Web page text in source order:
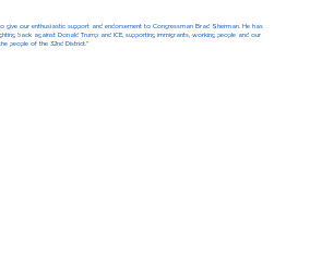
give our enthusiastic support and endorsement to Congressman Brad Sherman. He has
back against Donald Trump and ICE, supporting immigrants, working people and our
people of the 32nd District."